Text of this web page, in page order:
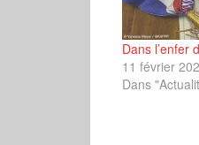
Dans l’enfer
11 février
Dans